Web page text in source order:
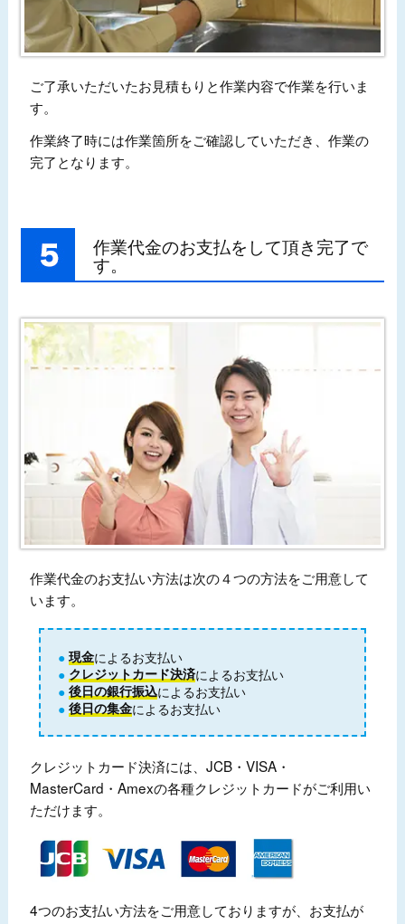
ご了承いただいたお見積もりと作業内容で作業を行いま
す。
作業終了時には作業箇所をご確認していただき、作業の
完了となります。
作業代金のお支払をして頂き完了で
す。
作業代金のお支払い方法は次の４つの方法をご用意して
います。
現金によるお支払い
クレジットカード決済によるお支払い
後日の銀行振込によるお支払い
後日の集金によるお支払い
クレジットカード決済には、JCB・VISA・
MasterCard・Amexの各種クレジットカードがご利用い
ただけます。
4つのお支払い方法をご用意しておりますが、お支払が